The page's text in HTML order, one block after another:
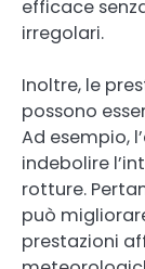
efficace
irregolari.
Inoltre, le
possono
Ad esempio,
indebolire
rotture.
può
prestazioni